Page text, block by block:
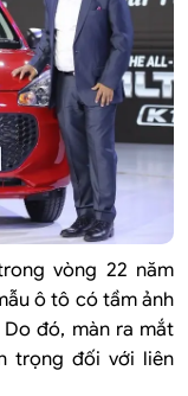
vòng 22 năm
ô tô có tầm ảnh
đó, màn ra mắt
trọng đối với liên